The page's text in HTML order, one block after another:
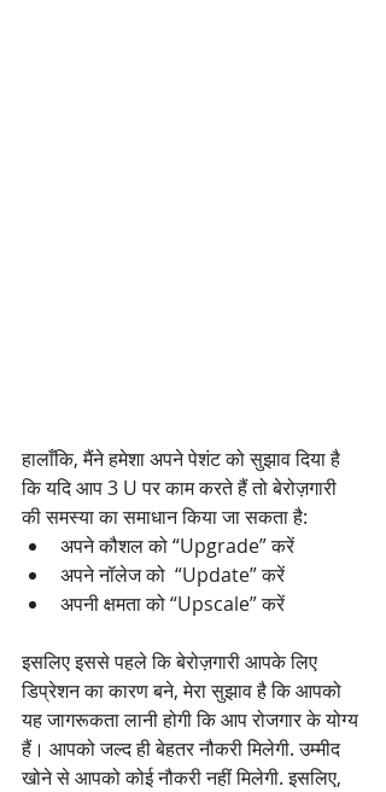
हालाँकि, मैंने हमेशा अपने पेशंट को सुझाव दिया है
कि यदि आप 3 U पर काम करते हैं तो बेरोज़गारी
की समस्या का समाधान किया जा सकता है:
अपने कौशल को “Upgrade” करें
अपने नॉलेज को  “Update” करें
अपनी क्षमता को “Upscale” करें
इसलिए इससे पहले कि बेरोज़गारी आपके लिए
डिप्रेशन का कारण बने, मेरा सुझाव है कि आपको
यह जागरूकता लानी होगी कि आप रोजगार के योग्य
हैं। आपको जल्द ही बेहतर नौकरी मिलेगी. उम्मीद
खोने से आपको कोई नौकरी नहीं मिलेगी. इसलिए,